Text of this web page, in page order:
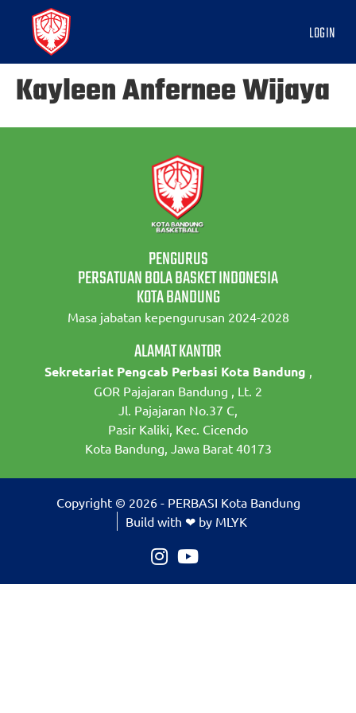
LOGIN
Kayleen Anfernee Wijaya
PENGURUS
PERSATUAN BOLA BASKET INDONESIA
KOTA BANDUNG
Masa jabatan kepengurusan 2024-2028
ALAMAT KANTOR
Sekretariat Pengcab Perbasi Kota Bandung ,
GOR Pajajaran Bandung , Lt. 2
Jl. Pajajaran No.37 C,
Pasir Kaliki, Kec. Cicendo
Kota Bandung, Jawa Barat 40173
Copyright © 2026 - PERBASI Kota Bandung
Build with ❤ by MLYK